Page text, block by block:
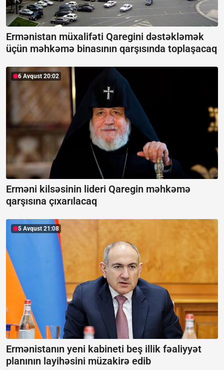
Ermənistan müxalifəti Qaregini dəstəkləmək
üçün məhkəmə binasının qarşısında toplaşacaq
6 Avqust 20:02
Erməni kilsəsinin lideri Qaregin məhkəmə
qarşısına çıxarılacaq
5 Avqust 21:08
Ermənistanın yeni kabineti beş illik fəaliyyət
planının layihəsini müzakirə edib